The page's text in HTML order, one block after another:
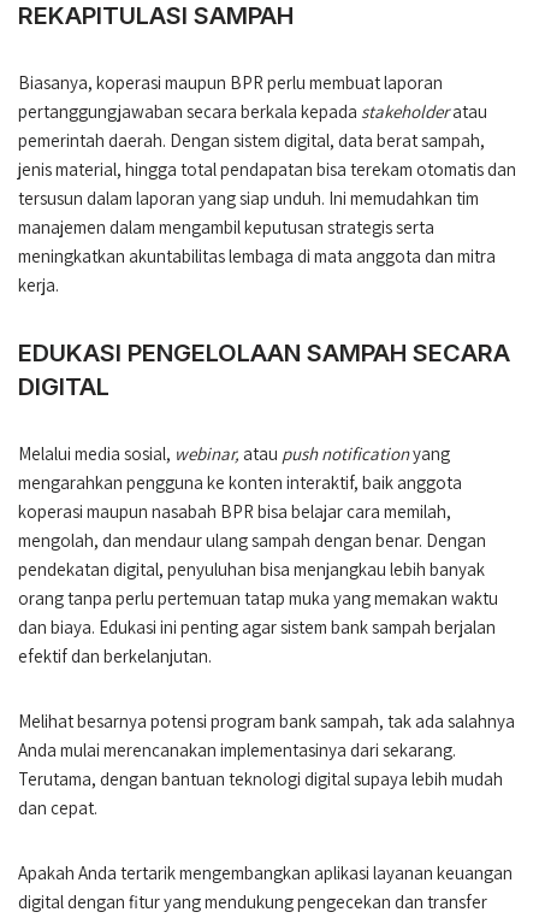
REKAPITULASI SAMPAH
Biasanya, koperasi maupun BPR perlu membuat laporan
pertanggungjawaban secara berkala kepada stakeholderatau
pemerintah daerah. Dengan sistem digital, data berat sampah,
jenis material, hingga total pendapatan bisa terekam otomatis dan
tersusun dalam laporan yang siap unduh. Ini memudahkan tim
manajemen dalam mengambil keputusan strategis serta
meningkatkan akuntabilitas lembaga di mata anggota dan mitra
kerja.
EDUKASI PENGELOLAAN SAMPAH SECARA
DIGITAL
Melalui media sosial, webinar, atau push notificationyang
mengarahkan pengguna ke konten interaktif, baik anggota
koperasi maupun nasabah BPR bisa belajar cara memilah,
mengolah, dan mendaur ulang sampah dengan benar. Dengan
pendekatan digital, penyuluhan bisa menjangkau lebih banyak
orang tanpa perlu pertemuan tatap muka yang memakan waktu
dan biaya. Edukasi ini penting agar sistem bank sampah berjalan
efektif dan berkelanjutan.
Melihat besarnya potensi program bank sampah, tak ada salahnya
Anda mulai merencanakan implementasinya dari sekarang.
Terutama, dengan bantuan teknologi digital supaya lebih mudah
dan cepat.
Apakah Anda tertarik mengembangkan aplikasi layanan keuangan
digital dengan fitur yang mendukung pengecekan dan transfer